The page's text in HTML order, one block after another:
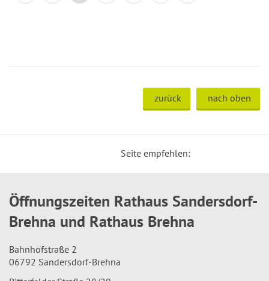
zurück nach oben
Seite empfehlen:
Öffnungszeiten Rathaus Sandersdorf-
Brehna und Rathaus Brehna
Bahnhofstraße 2
06792 Sandersdorf-Brehna